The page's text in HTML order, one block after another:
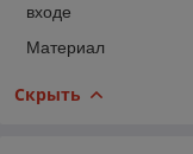
входе
Материал
Скрыть